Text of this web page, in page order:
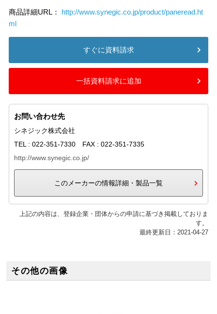
商品詳細URL： http://www.synegic.co.jp/product/paneread.ht
ml
すぐに資料請求
一括資料請求に追加
お問い合わせ先
シネジック株式会社
TEL : 022-351-7330 FAX : 022-351-7335
http://www.synegic.co.jp/
このメーカーの情報詳細・製品一覧
上記の内容は、登録企業・団体からの申請に基づき掲載しておりま
す。
最終更新日：2021-04-27
その他の画像